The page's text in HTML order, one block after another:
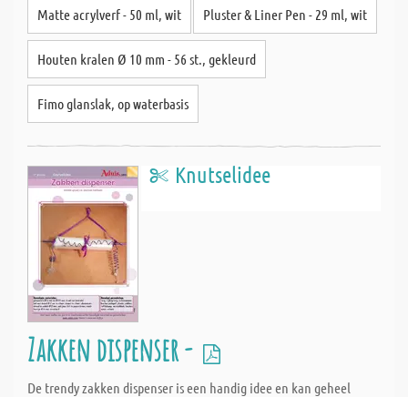
Matte acrylverf - 50 ml, wit Pluster & Liner Pen - 29 ml, wit
Houten kralen Ø 10 mm - 56 st., gekleurd
Fimo glanslak, op waterbasis
Knutselidee
Zakken dispenser -
De trendy zakken dispenser is een handig idee en kan geheel